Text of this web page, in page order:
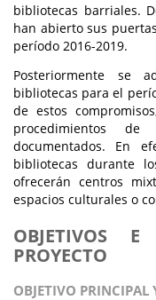
bibliotecas barriales.
han abierto sus
período 2016-2019.
Posteriormente se
bibliotecas para el
de estos
procedimientos
documentados. En
bibliotecas durante
ofrecerán centros
espacios culturales o
OBJETIVOS E
PROYECTO
OBJETIVO PRINCIPAL